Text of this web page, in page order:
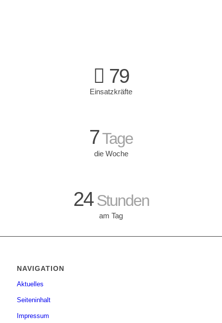
79
Einsatzkräfte
7Tage
die Woche
24Stunden
am Tag
NAVIGATION
Aktuelles
Seiteninhalt
Impressum